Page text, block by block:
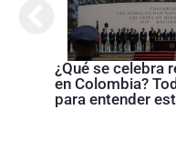
¿Qué se celebra
en Colombia?
para entender